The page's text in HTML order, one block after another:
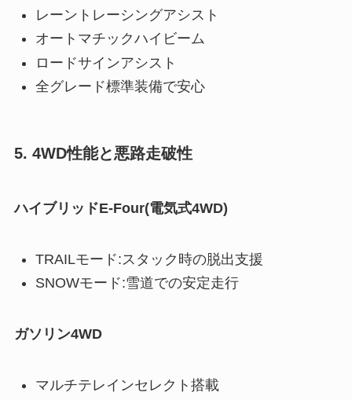
レーントレーシングアシスト
オートマチックハイビーム
ロードサインアシスト
全グレード標準装備で安心
5. 4WD性能と悪路走破性
ハイブリッドE-Four(電気式4WD)
TRAILモード:スタック時の脱出支援
SNOWモード:雪道での安定走行
ガソリン4WD
マルチテレインセレクト搭載